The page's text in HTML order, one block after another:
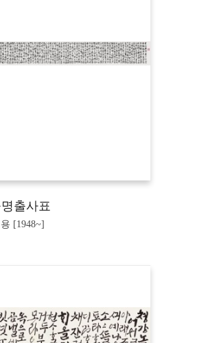
출사표
[1948~]